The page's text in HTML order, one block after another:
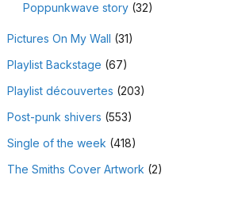
Poppunkwave story(32)
Pictures On My Wall (31)
Playlist Backstage (67)
Playlist découvertes (203)
Post-punk shivers (553)
Single of the week (418)
The Smiths Cover Artwork (2)